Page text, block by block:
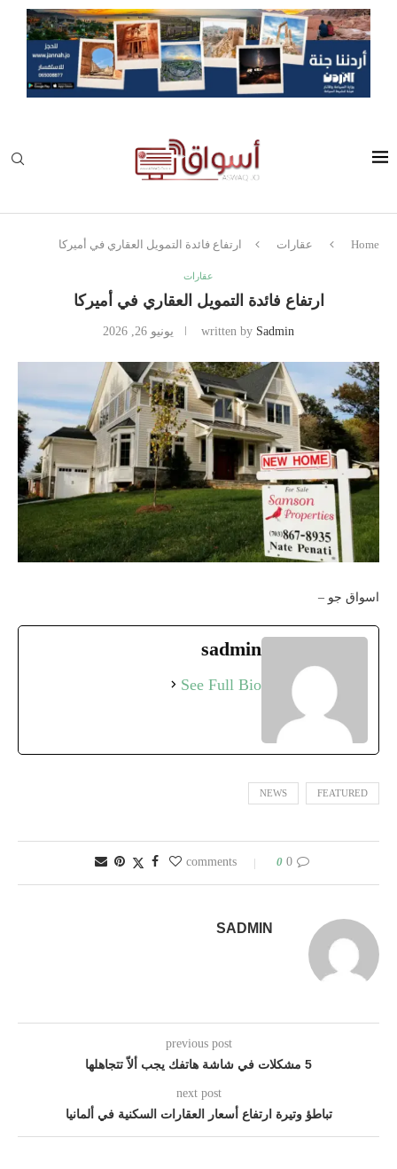
Home عقارات ارتفاع فائدة التمويل العقاري في أميركا
عقارات
ارتفاع فائدة التمويل العقاري في أميركا
written by Sadmin يونيو 26, 2026
اسواق جو –
sadmin
See Full Bio
FEATURED
NEWS
0 comments
0
SADMIN
previous post
5 مشكلات في شاشة هاتفك يجب ألاّ تتجاهلها
next post
تباطؤ وتيرة ارتفاع أسعار العقارات السكنية في ألمانيا